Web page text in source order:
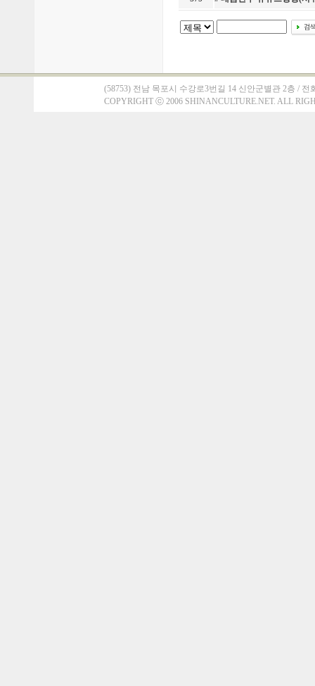
(58753) 전남 목포시 수강로3번길 14 신안군별관 2층 / 전
COPYRIGHT ⓒ2006 SHINANCULTURE.NET. ALL